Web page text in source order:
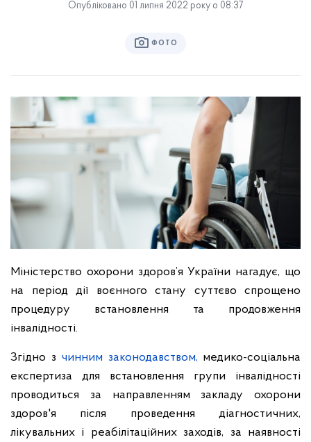
Опубліковано 01 липня 2022 року о 08:37
ФОТО
Міністерство охорони здоров’я України нагадує, що
на період дії воєнного стану суттєво спрощено
процедуру встановлення та продовження
інвалідності.
Згідно з чинним законодавством, медико-соціальна
експертиза для встановлення групи інвалідності
проводиться за направленням закладу охорони
здоров'я після проведення діагностичних,
лікувальних і реабілітаційних заходів, за наявності